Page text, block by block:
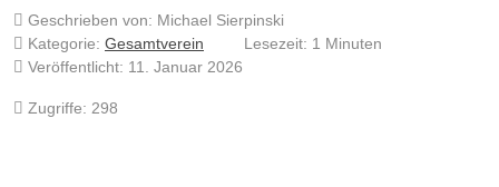
Geschrieben von: Michael Sierpinski
Kategorie: Gesamtverein
Lesezeit: 1 Minuten
Veröffentlicht: 11. Januar 2026
Zugriffe: 298